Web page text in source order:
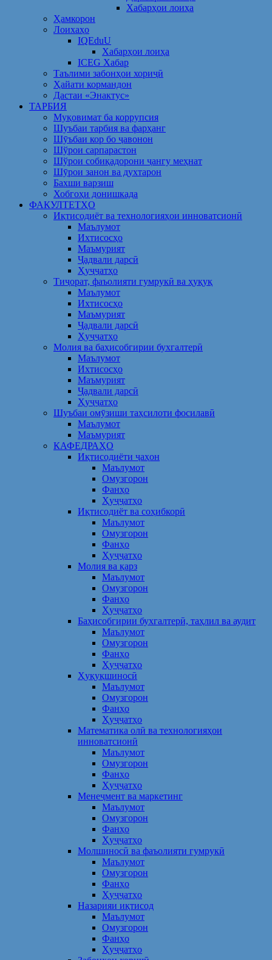
Хабарҳои лоиҳа
Ҳамкорон
Лоихаҳо
IQEduU
Хабарҳои лоиҳа
ICEG Хабар
Таълими забонҳои хориҷӣ
Ҳайати кормандон
Дастаи «Энактус»
ТАРБИЯ
Муқовимат ба коррупсия
Шуъбаи тарбия ва фарҳанг
Шӯъбаи кор бо ҷавонон
Шўрои сарпарастон
Шўрои собиқадорони ҷангу меҳнат
Шӯрои занон ва духтарон
Бахши варзиш
Хобгоҳи донишкада
ФАКУЛТЕТҲО
Иқтисодиёт ва технологияҳои инноватсионӣ
Маълумот
Ихтисосҳо
Маъмурият
Ҷадвали дарсӣ
Ҳуҷҷатҳо
Тиҷорат, фаъолияти гумрукӣ ва ҳуқуқ
Маълумот
Ихтисосҳо
Маъмурият
Ҷадвали дарсӣ
Ҳуҷҷатҳо
Молия ва баҳисобгирии бухгалтерӣ
Маълумот
Ихтисосҳо
Маъмурият
Ҷадвали дарсӣ
Ҳуҷҷатҳо
Шуъбаи омӯзиши таҳсилоти фосилавӣ
Маълумот
Маъмурият
КАФЕДРАҲО
Иқтисодиёти ҷаҳон
Маълумот
Омузгорон
Фанҳо
Ҳуҷҷатҳо
Иқтисодиёт ва соҳибкорӣ
Маълумот
Омузгорон
Фанҳо
Ҳуҷҷатҳо
Молия ва қарз
Маълумот
Омузгорон
Фанҳо
Ҳуҷҷатҳо
Баҳисобгирии бухгалтерӣ, таҳлил ва аудит
Маълумот
Омузгорон
Фанҳо
Ҳуҷҷатҳо
Ҳуқуқшиносӣ
Маълумот
Омузгорон
Фанҳо
Ҳуҷҷатҳо
Математика олӣ ва технологияҳои
инноватсионӣ
Маълумот
Омузгорон
Фанҳо
Ҳуҷҷатҳо
Менеҷмент ва маркетинг
Маълумот
Омузгорон
Фанҳо
Ҳуҷҷатҳо
Молшиносӣ ва фаъолияти гумрукӣ
Маълумот
Омузгорон
Фанҳо
Ҳуҷҷатҳо
Назарияи иқтисод
Маълумот
Омузгорон
Фанҳо
Ҳуҷҷатҳо